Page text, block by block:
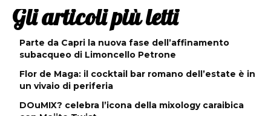
Gli articoli più letti
Parte da Capri la nuova fase dell’affinamento
subacqueo di Limoncello Petrone
Flor de Maga: il cocktail bar romano dell’estate è in
un vivaio di periferia
DOuMIX? celebra l’icona della mixology caraibica